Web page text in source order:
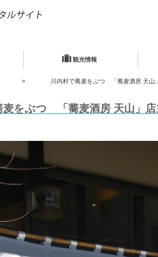
観光情報
川内村で蕎麦をぶつ 「蕎麦酒房 天山
麦をぶつ 「蕎麦酒房 天山」